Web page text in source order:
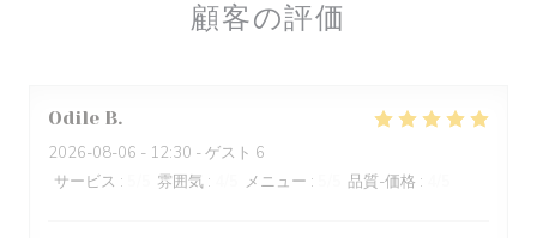
顧客の評価
Odile B
2026-08-06 - 12:30 - ゲスト 6
サービス : 雰囲気 : メニュー : 品質-価格 :